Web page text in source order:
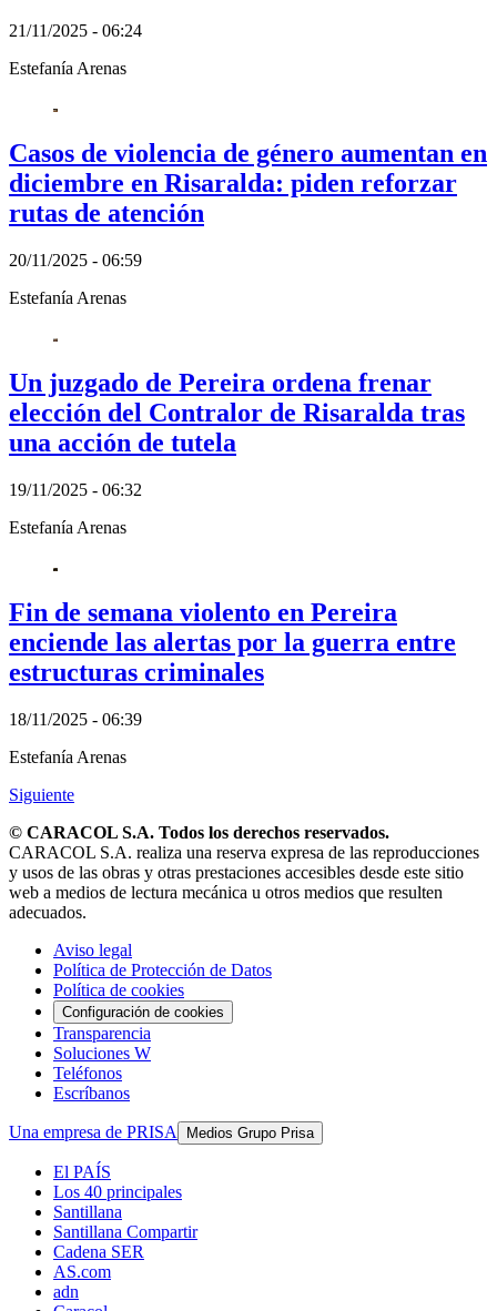
21/11/2025 - 06:24
Estefanía Arenas
Casos de violencia de género aumentan en
diciembre en Risaralda: piden reforzar
rutas de atención
20/11/2025 - 06:59
Estefanía Arenas
Un juzgado de Pereira ordena frenar
elección del Contralor de Risaralda tras
una acción de tutela
19/11/2025 - 06:32
Estefanía Arenas
Fin de semana violento en Pereira
enciende las alertas por la guerra entre
estructuras criminales
18/11/2025 - 06:39
Estefanía Arenas
Siguiente
© CARACOL S.A. Todos los derechos reservados.
CARACOL S.A. realiza una reserva expresa de las reproducciones
y usos de las obras y otras prestaciones accesibles desde este sitio
web a medios de lectura mecánica u otros medios que resulten
adecuados.
Aviso legal
Política de Protección de Datos
Política de cookies
Configuración de cookies
Transparencia
Soluciones W
Teléfonos
Escríbanos
Una empresa de PRISA Medios Grupo Prisa
El PAÍS
Los 40 principales
Santillana
Santillana Compartir
Cadena SER
AS.com
adn